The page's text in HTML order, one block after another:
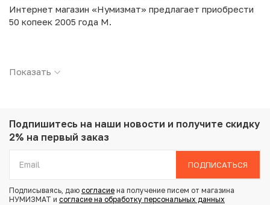
Интернет магазин «Нумизмат» предлагает приобрести
50 копеек 2005 года М.
Страна: Россия
Металл: Латунь
Вес: 2.75 г
Состояние: AU
Купить 50 копеек 2005 года М по привлекательной цене
Показать
Подпишитесь на наши новости и получите скидку
2% на первый заказ
ПОДПИСАТЬСЯ
Подписываясь, даю согласие на получение писем от магазина
НУМИЗМАТ и согласие на обработку персональных данных